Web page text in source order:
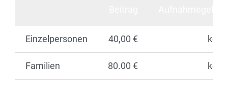
Einzelpersonen 40,00 €
Familien 80.00 €